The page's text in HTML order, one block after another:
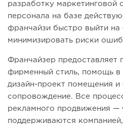
разработку маркетинговой
персонала на базе
франчайзи быстро выйти
минимизировать риски
Франчайзер предоставляет
фирменный стиль, помощь в
дизайн-проект помещения
сопровождение. Все
рекламного продвижения —
поддерживаются